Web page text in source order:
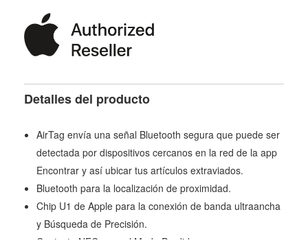
Detalles del producto
AirTag envía una señal Bluetooth segura que puede ser
detectada por dispositivos cercanos en la red de la app
Encontrar y así ubicar tus artículos extraviados.
Bluetooth para la localización de proximidad.
Chip U1 de Apple para la conexión de banda ultraancha
y Búsqueda de Precisión.
Contacto NFC para el Modo Perdido.